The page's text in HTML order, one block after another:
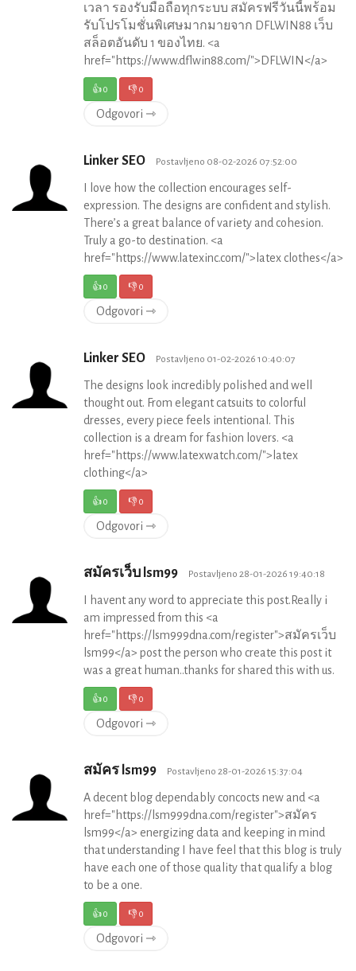
เวลา รองรับมือถือทุกระบบ สมัครฟรีวันนี้พร้อม
รับโปรโมชั่นพิเศษมากมายจาก DFLWIN88 เว็บ
สล็อตอันดับ 1 ของไทย. <a
href="https://www.dflwin88.com/">DFLWIN</a>
👍0 👎0
Odgovori ⇾
Linker SEO Postavljeno 08-02-2026 07:52:00
I love how the collection encourages self-
expression. The designs are confident and stylish.
There’s a great balance of variety and cohesion.
Truly a go-to destination. <a
href="https://www.latexinc.com/">latex clothes</a>
👍0 👎0
Odgovori ⇾
Linker SEO Postavljeno 01-02-2026 10:40:07
The designs look incredibly polished and well
thought out. From elegant catsuits to colorful
dresses, every piece feels intentional. This
collection is a dream for fashion lovers. <a
href="https://www.latexwatch.com/">latex
clothing</a>
👍0 👎0
Odgovori ⇾
สมัครเว็บ lsm99 Postavljeno 28-01-2026 19:40:18
I havent any word to appreciate this post.Really i
am impressed from this <a
href="https://lsm999dna.com/register">สมัครเว็บ
lsm99</a> post the person who create this post it
was a great human..thanks for shared this with us.
👍0 👎0
Odgovori ⇾
สมัคร lsm99 Postavljeno 28-01-2026 15:37:04
A decent blog dependably concocts new and <a
href="https://lsm999dna.com/register">สมัคร
lsm99</a> energizing data and keeping in mind
that understanding I have feel that this blog is truly
have each one of those quality that qualify a blog
to be a one.
👍0 👎0
Odgovori ⇾